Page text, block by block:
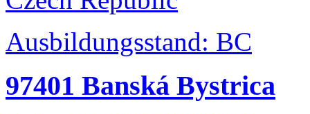
Ausbildungsstand: BC
97401 Banská Bystrica